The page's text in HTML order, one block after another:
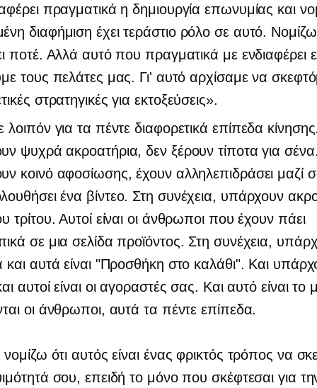
πραγματικά η δημιουργία επωνυμίας και
διαφήμιση έχει τεράστιο ρόλο σε αυτό. Νομίζω
ποτέ. Αλλά αυτό που πραγματικά με ενδιαφέρει
τους πελάτες μας. Γι' αυτό αρχίσαμε να
στρατηγικές για εκτοξεύσεις».
λοιπόν για τα πέντε διαφορετικά επίπεδα
ψυχρά ακροατήρια, δεν ξέρουν τίποτα για
κοινό αφοσίωσης, έχουν αλληλεπιδράσει μαζί
ένα βίντεο. Στη συνέχεια, υπάρχουν
τρίτου. Αυτοί είναι οι άνθρωποι που έχουν πάει
σε μια σελίδα προϊόντος. Στη συνέχεια,
και αυτά είναι "Προσθήκη στο καλάθι". Και
αυτοί είναι οι αγοραστές σας. Και αυτό είναι
οι άνθρωποι, αυτά τα πέντε επίπεδα.
ότι αυτός είναι ένας φρικτός τρόπος να
σου, επειδή το μόνο που σκέφτεσαι για